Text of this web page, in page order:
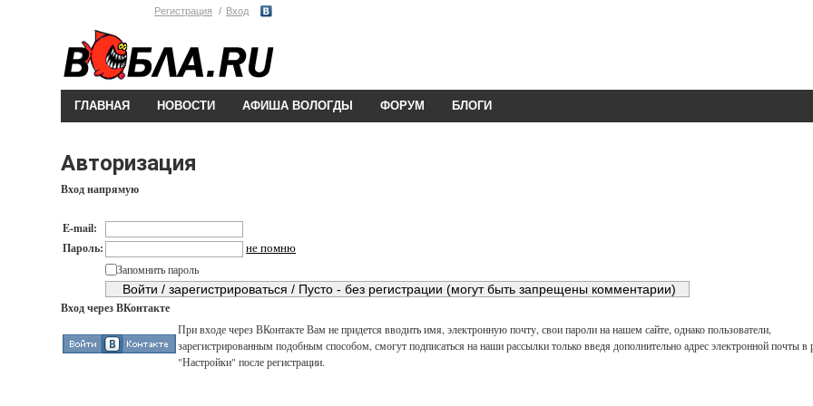
Регистрация Вход
ГЛАВНАЯ НОВОСТИ АФИША ВОЛОГДЫ ФОРУМ БЛОГИ
Авторизация
Вход напрямую
E-mail:
Пароль:
не помню
Запомнить пароль
Вход через ВКонтакте
При входе через ВКонтакте Вам не придется вводить имя, электронную почту, свои пароли на нашем сайте, однако пользователи,
зарегистрированным подобным способом, смогут подписаться на наши рассылки только введя дополнительно адрес электронной почты в
"Настройки" после регистрации.